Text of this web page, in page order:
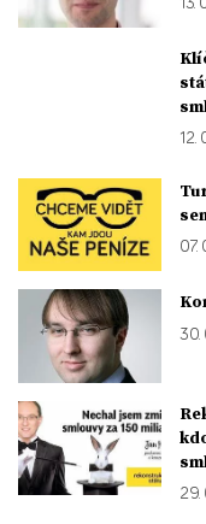
12.
07.
30.
29.